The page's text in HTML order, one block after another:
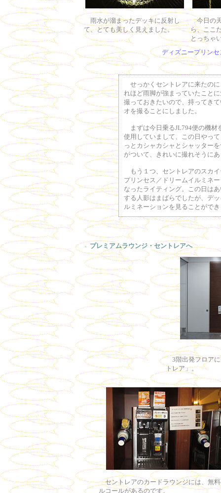
雨水が溜まったデッキに反射し
て、とても美しく見えました。
今日の
ら、ここ
とっちゃ
ディズニープリン
せっかくセントレアに来たの
れほど雨脚が強まっていたこと
撮っておきたいので、持ってき
オを撮ることにしました。
まずは今日乗るJL794便の機材
使用していまして、この日やっ
っとカシャカシャとシャッター
がついて、きれいに撮れそうに
もう１つ、セントレアのスカ
プリンセス／ドリームイルミネ
なったライティング。この日は
する人影はまばらでしたが、デ
ルミネーションを見ることがで
プレミアムラウンジ・セントレアへ
3階出発フロアに
トレア」。
セントレアのカードラウンジには、無
ルコールがあるのです。